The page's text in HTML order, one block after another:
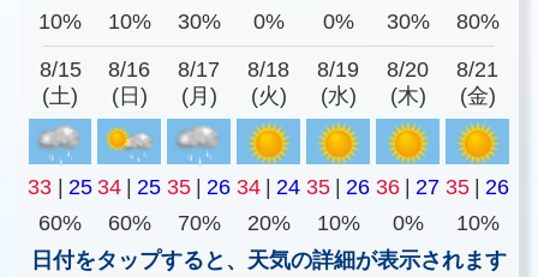
10%
10% 30% 0% 0% 30% 80%
8/15
(土)
8/16
(日)
8/17
(月)
8/18
(火)
8/19
(水)
8/20
(木)
8/21
(金)
33 25 34 25 35 26 34 24 35 26 36 27 35
26
60%
60% 70% 20% 10% 0%
10%
日付をタップすると、天気の詳細が表示されます